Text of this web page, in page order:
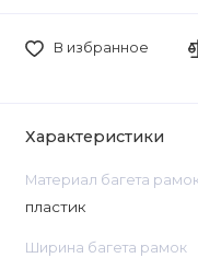
В избранное
Характеристики
Материал багета
пластик
Ширина багета рамок